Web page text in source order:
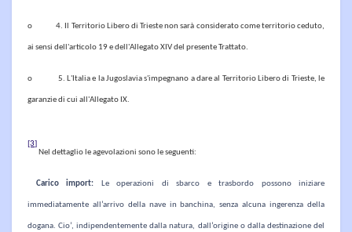
o 4. Il Territorio Libero di Trieste non sarà considerato come territorio ceduto,
ai sensi dell'articolo 19 e dell'Allegato XIV del presente Trattato.
o 5. L'Italia e la Jugoslavia s'impegnano a dare al Territorio Libero di Trieste, le
garanzie di cui all'Allegato IX.
[3]
Nel dettaglio le agevolazioni sono le seguenti:
Carico import: Le operazioni di sbarco e trasbordo possono iniziare
immediatamente all’arrivo della nave in banchina, senza alcuna ingerenza della
dogana. Cio’, indipendentemente dalla natura, dall’origine o dalla destinazione del